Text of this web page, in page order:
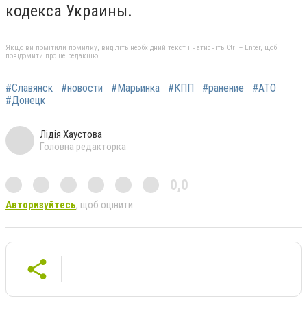
кодекса Украины.
Якщо ви помітили помилку, виділіть необхідний текст і натисніть Ctrl + Enter, щоб
повідомити про це редакцію
#Славянск #новости #Марьинка #КПП #ранение
#АТО
#Донецк
Лідія Хаустова
Головна редакторка
0,0
Авторизуйтесь, щоб оцінити